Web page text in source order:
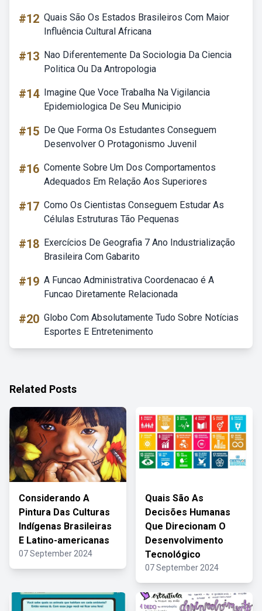
#12 Quais São Os Estados Brasileiros Com Maior
Influência Cultural Africana
#13 Nao Diferentemente Da Sociologia Da Ciencia
Politica Ou Da Antropologia
#14 Imagine Que Voce Trabalha Na Vigilancia
Epidemiologica De Seu Municipio
#15 De Que Forma Os Estudantes Conseguem
Desenvolver O Protagonismo Juvenil
#16 Comente Sobre Um Dos Comportamentos
Adequados Em Relação Aos Superiores
#17 Como Os Cientistas Conseguem Estudar As
Células Estruturas Tão Pequenas
#18 Exercícios De Geografia 7 Ano Industrialização
Brasileira Com Gabarito
#19 A Funcao Administrativa Coordenacao é A
Funcao Diretamente Relacionada
#20 Globo Com Absolutamente Tudo Sobre Notícias
Esportes E Entretenimento
Related Posts
Considerando A
Pintura Das Culturas
Indígenas Brasileiras
E Latino-americanas
07 September 2024
Quais São As
Decisões Humanas
Que Direcionam O
Desenvolvimento
Tecnológico
07 September 2024